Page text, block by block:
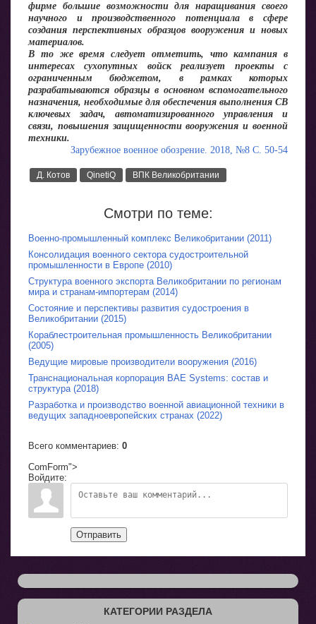
фирме большие возможности для наращивания своего
научного и производственного потенциала в сфере
создания перспективных образцов вооружения и новых
материалов.
В то же время следует отметить, что кампания в
интересах сухопутных войск реализует проекты с
ограниченным бюджетом, в рамках которых
разрабатываются образцы в основном вспомогательного
назначения, необходимые для обеспечения выполнения СВ
ключевых задач, автоматизированного управления и
связи, повышения защищенности вооружения и военной
техники.
Зарубежное военное обозрение. 2018, №8 С. 50-54
Д. Котов QinetiQ ВПК Великобритании
Смотри по теме:
Военно-промышленный комплекс Великобритании (2011)
Консолидация военного сектора судостроительной
промышленности в Европе (2010)
Структура военного экспорта Великобритании по регионам
мира и странам-импортерам (2014)
Состояние и перспективы развития судостроения в
Великобритании (2015)
Кораблестроительная промышленность Великобритании
(2005)
Ведущие мировые производители вооружения (2016)
Транснациональная корпорация BAE Systems: состав и
структура (2018)
Разработка и производство военной авиационной техники в
ведущих западноевропейских странах (2022)
Всего комментариев: 0
ComForm">
Войдите:
Отправить
КАТЕГОРИИ РАЗДЕЛА